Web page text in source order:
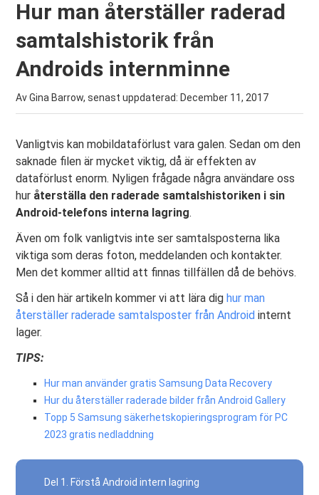
Hur man återställer raderad
samtalshistorik från
Androids internminne
Av Gina Barrow, senast uppdaterad: December 11, 2017
Vanligtvis kan mobildataförlust vara galen. Sedan om den
saknade filen är mycket viktig, då är effekten av
dataförlust enorm. Nyligen frågade några användare oss
hur återställa den raderade samtalshistoriken i sin
Android-telefons interna lagring.
Även om folk vanligtvis inte ser samtalsposterna lika
viktiga som deras foton, meddelanden och kontakter.
Men det kommer alltid att finnas tillfällen då de behövs.
Så i den här artikeln kommer vi att lära dighur man
återställer raderade samtalsposter från Android internt
lager.
TIPS:
Hur man använder gratis Samsung Data Recovery
Hur du återställer raderade bilder från Android Gallery
Topp 5 Samsung säkerhetskopieringsprogram för PC
2023 gratis nedladdning
Del 1. Förstå Android intern lagring